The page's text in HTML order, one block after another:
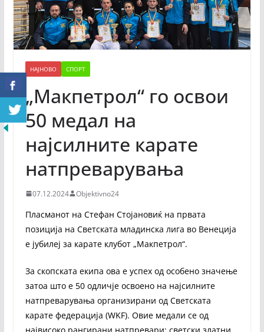
НАЈНОВО СПОРТ
„Макпетрол“ го освои
50 медал на
најсилните карате
натпреварувања
07.12.2024 Objektivno24
Пласманот на Стефан Стојановиќ на првата
позиција на Светската младинска лига во Венеција
е јубилеј за карате клубот „Макпетрол“.
За скопската екипа ова е успех од особено значење
затоа што е 50 одличје освоено на најсилните
натпреварувања организирани од Светската
карате федерација (WKF). Овие медали се од